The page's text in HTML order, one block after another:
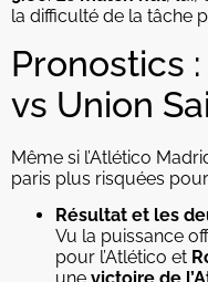
la difficulté de la tâche
Pronostics
vs Union
Même si l’Atlético
paris plus risquées
Résultat et les
Vu la puissance
pour l’Atlético et